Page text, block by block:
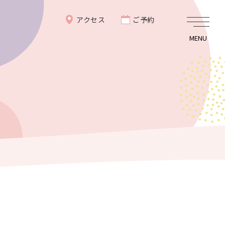
アクセス ご予約
MENU